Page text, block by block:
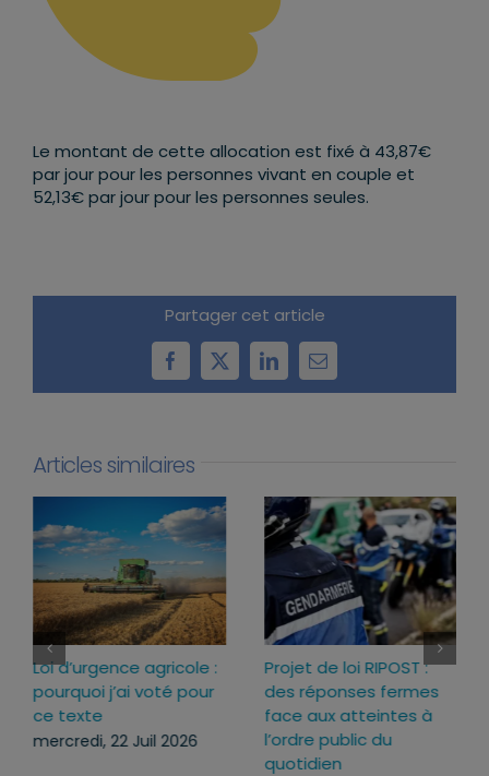
Le montant de cette allocation est fixé à 43,87€
par jour pour les personnes vivant en couple et
52,13€ par jour pour les personnes seules.
Partager cet article
Facebook
X LinkedInEmail
Articles similaires
Loi d’urgence agricole :
pourquoi j’ai voté pour
ce texte
mercredi, 22 Juil 2026
Projet de loi RIPOST :
des réponses fermes
face aux atteintes à
l’ordre public du
quotidien